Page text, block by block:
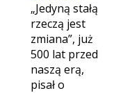
„Jedyną stałą
rzeczą jest
zmiana”, już
500 lat przed
naszą erą,
pisał o